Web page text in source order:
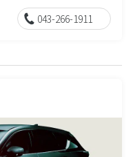
043-266-1911